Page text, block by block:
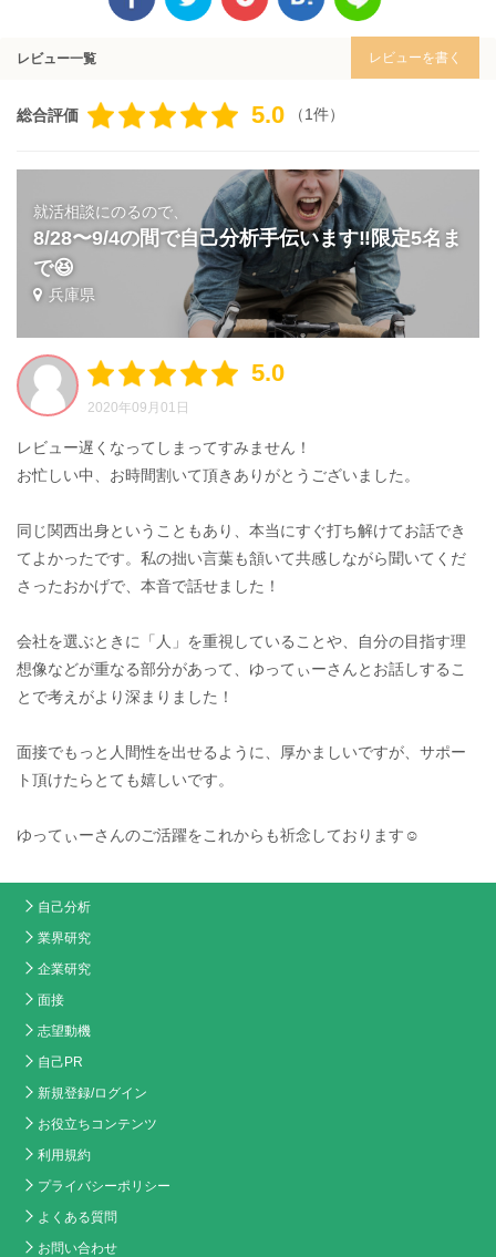
レビュー一覧 レビューを書く
総合評価 5.0 （1件）
就活相談にのるので、
8/28〜9/4の間で自己分析手伝います‼️限定5名ま
で😆
兵庫県
5.0
2020年09月01日
レビュー遅くなってしまってすみません！
お忙しい中、お時間割いて頂きありがとうございました。
同じ関西出身ということもあり、本当にすぐ打ち解けてお話でき
てよかったです。私の拙い言葉も頷いて共感しながら聞いてくだ
さったおかげで、本音で話せました！
会社を選ぶときに「人」を重視していることや、自分の目指す理
想像などが重なる部分があって、ゆってぃーさんとお話しするこ
とで考えがより深まりました！
面接でもっと人間性を出せるように、厚かましいですが、サポー
ト頂けたらとても嬉しいです。
ゆってぃーさんのご活躍をこれからも祈念しております☺️
自己分析
業界研究
企業研究
面接
志望動機
自己PR
新規登録/ログイン
お役立ちコンテンツ
利用規約
プライバシーポリシー
よくある質問
お問い合わせ